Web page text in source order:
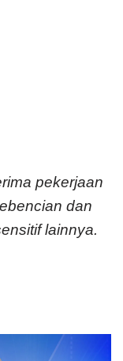
pekerjaan
dan
lainnya.